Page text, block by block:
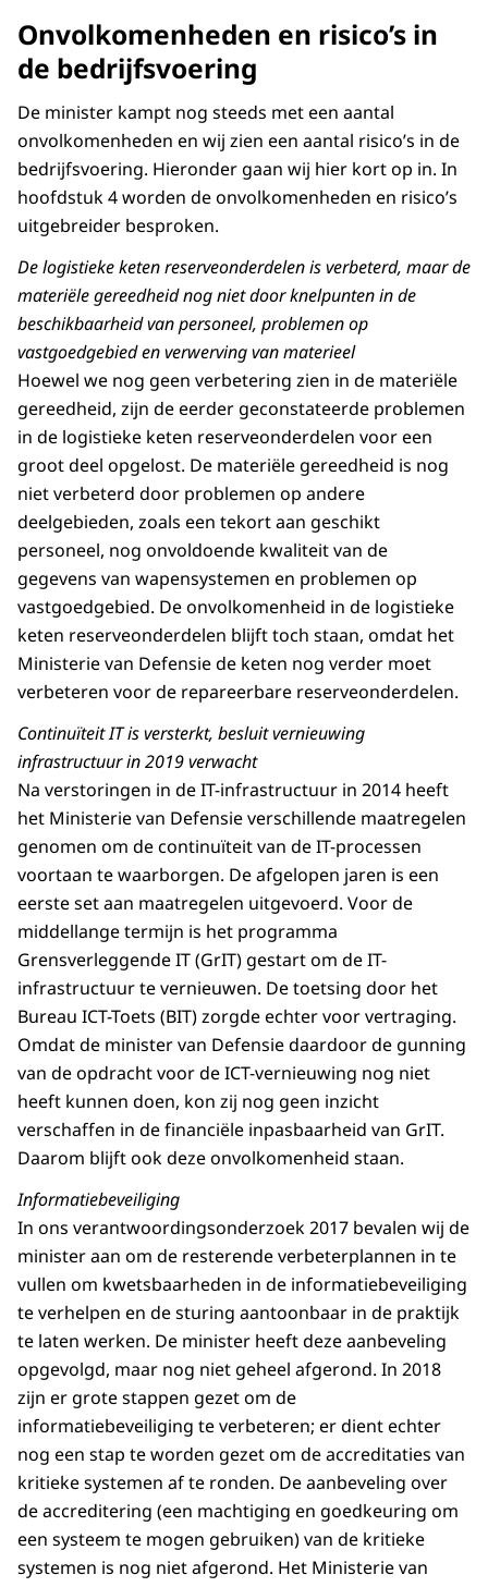
Onvolkomenheden en risico’s in
de bedrijfsvoering
De minister kampt nog steeds met een aantal
onvolkomenheden en wij zien een aantal risico’s in de
bedrijfsvoering. Hieronder gaan wij hier kort op in. In
hoofdstuk 4 worden de onvolkomenheden en risico’s
uitgebreider besproken.
De logistieke keten reserveonderdelen is verbeterd, maar de
materiële gereedheid nog niet door knelpunten in de
beschikbaarheid van personeel, problemen op
vastgoedgebied en verwerving van materieel
Hoewel we nog geen verbetering zien in de materiële
gereedheid, zijn de eerder geconstateerde problemen
in de logistieke keten reserveonderdelen voor een
groot deel opgelost. De materiële gereedheid is nog
niet verbeterd door problemen op andere
deelgebieden, zoals een tekort aan geschikt
personeel, nog onvoldoende kwaliteit van de
gegevens van wapensystemen en problemen op
vastgoedgebied. De onvolkomenheid in de logistieke
keten reserveonderdelen blijft toch staan, omdat het
Ministerie van Defensie de keten nog verder moet
verbeteren voor de repareerbare reserveonderdelen.
Continuïteit IT is versterkt, besluit vernieuwing
infrastructuur in 2019 verwacht
Na verstoringen in de IT-infrastructuur in 2014 heeft
het Ministerie van Defensie verschillende maatregelen
genomen om de continuïteit van de IT-processen
voortaan te waarborgen. De afgelopen jaren is een
eerste set aan maatregelen uitgevoerd. Voor de
middellange termijn is het programma
Grensverleggende IT (GrIT) gestart om de IT-
infrastructuur te vernieuwen. De toetsing door het
Bureau ICT-Toets (BIT) zorgde echter voor vertraging.
Omdat de minister van Defensie daardoor de gunning
van de opdracht voor de ICT-vernieuwing nog niet
heeft kunnen doen, kon zij nog geen inzicht
verschaffen in de financiële inpasbaarheid van GrIT.
Daarom blijft ook deze onvolkomenheid staan.
Informatiebeveiliging
In ons verantwoordingsonderzoek 2017 bevalen wij de
minister aan om de resterende verbeterplannen in te
vullen om kwetsbaarheden in de informatiebeveiliging
te verhelpen en de sturing aantoonbaar in de praktijk
te laten werken. De minister heeft deze aanbeveling
opgevolgd, maar nog niet geheel afgerond. In 2018
zijn er grote stappen gezet om de
informatiebeveiliging te verbeteren; er dient echter
nog een stap te worden gezet om de accreditaties van
kritieke systemen af te ronden. De aanbeveling over
de accreditering (een machtiging en goedkeuring om
een systeem te mogen gebruiken) van de kritieke
systemen is nog niet afgerond. Het Ministerie van